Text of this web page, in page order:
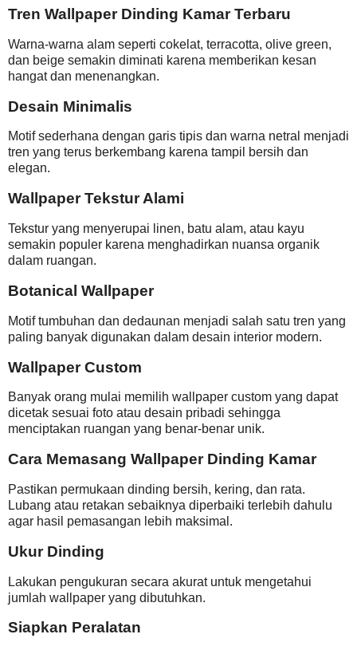
Tren Wallpaper Dinding Kamar Terbaru
Warna-warna alam seperti cokelat, terracotta, olive green,
dan beige semakin diminati karena memberikan kesan
hangat dan menenangkan.
Desain Minimalis
Motif sederhana dengan garis tipis dan warna netral menjadi
tren yang terus berkembang karena tampil bersih dan
elegan.
Wallpaper Tekstur Alami
Tekstur yang menyerupai linen, batu alam, atau kayu
semakin populer karena menghadirkan nuansa organik
dalam ruangan.
Botanical Wallpaper
Motif tumbuhan dan dedaunan menjadi salah satu tren yang
paling banyak digunakan dalam desain interior modern.
Wallpaper Custom
Banyak orang mulai memilih wallpaper custom yang dapat
dicetak sesuai foto atau desain pribadi sehingga
menciptakan ruangan yang benar-benar unik.
Cara Memasang Wallpaper Dinding Kamar
Pastikan permukaan dinding bersih, kering, dan rata.
Lubang atau retakan sebaiknya diperbaiki terlebih dahulu
agar hasil pemasangan lebih maksimal.
Ukur Dinding
Lakukan pengukuran secara akurat untuk mengetahui
jumlah wallpaper yang dibutuhkan.
Siapkan Peralatan